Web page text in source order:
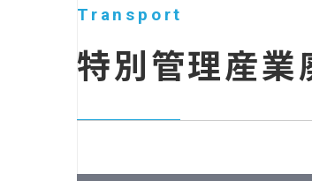
Transport
特別管理産業